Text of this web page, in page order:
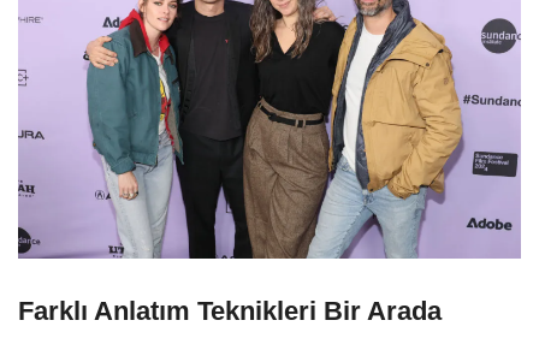
Farklı Anlatım Teknikleri Bir Arada